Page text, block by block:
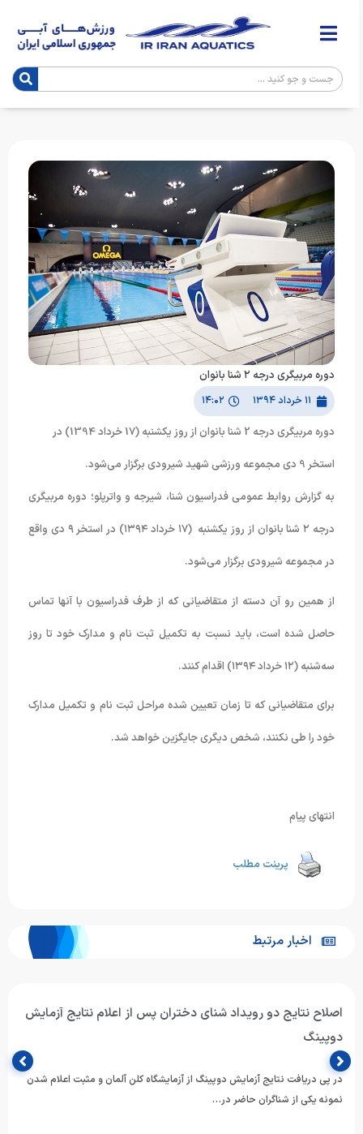
دوره مربیگری درجه ۲ شنا بانوان
۱۱ خرداد ۱۳۹۴ ۱۴:۰۲
دوره مربیگری درجه 2 شنا بانوان از روز یکشنبه (17 خرداد 1394) در
استخر 9 دی مجموعه ورزشی شهید شیرودی برگزار می‌شود.
به گزارش روابط عمومی فدراسیون شنا، شیرجه و واترپلو؛ دوره مربیگری
درجه ۲ شنا بانوان از روز یکشنبه (۱۷ خرداد ۱۳۹۴) در استخر ۹ دی واقع
در مجموعه شیرودی برگزار می‌شود.
از همین رو آن دسته از متقاضیانی که از طرف فدراسیون با آنها تماس
حاصل شده است، باید نسبت به تکمیل ثبت نام و مدارک خود تا روز
سه‌شنبه (۱۲ خرداد ۱۳۹۴) اقدام کنند.
برای متقاضیانی که تا زمان تعیین شده مراحل ثبت نام و تکمیل مدارک
خود را طی نکنند، شخص دیگری جایگزین خواهد شد.
انتهای پیام
پرینت مطلب
اخبار مرتبط
اصلاح نتایج دو رویداد شنای دختران پس از اعلام نتایج آزمایش
دوپینگ
در پی دریافت نتایج آزمایش دوپینگ از آزمایشگاه کلن آلمان و مثبت اعلام شدن
نمونه یکی از شناگران حاضر در…